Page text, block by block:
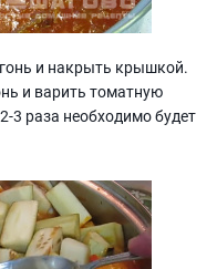
и накрыть крышкой.
и варить томатную
3 раза необходимо будет